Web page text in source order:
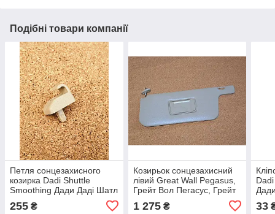
Подібні товари компанії
Петля сонцезахисного
козирка Dadi Shuttle
Smoothing Дади Даді Шатл
255 ₴
Козирьок сонцезахисний
лівий Great Wall Pegasus,
Грейт Вол Пегасус, Грейт
1 275₴ 33